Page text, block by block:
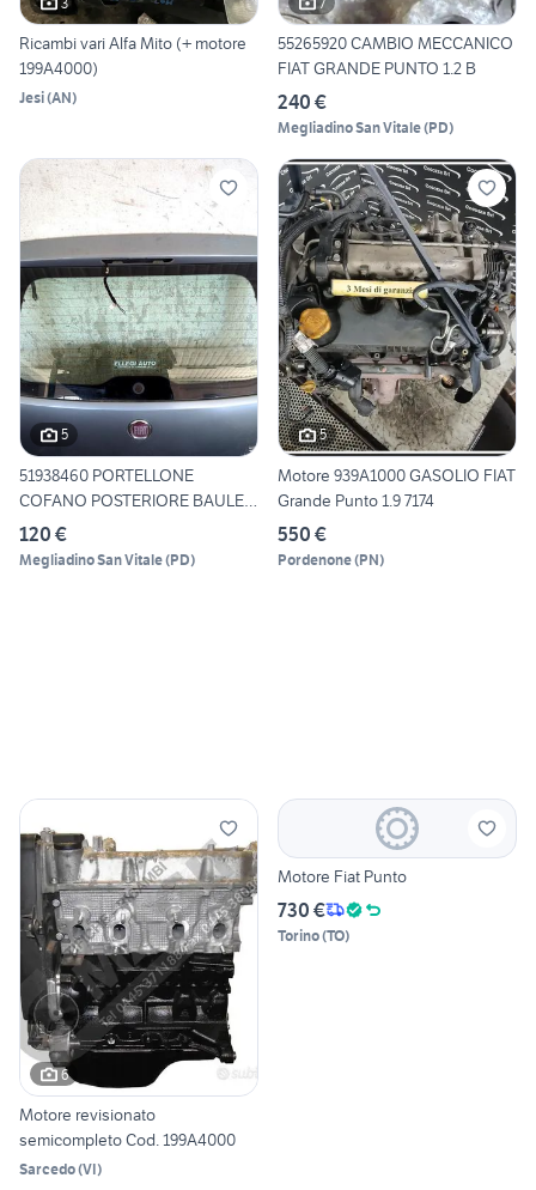
Ricambi vari Alfa Mito (+ motore
199A4000)
Jesi(AN)
55265920 CAMBIO MECCANICO
FIAT GRANDE PUNTO 1.2 B
240 €
Megliadino San Vitale(PD)
5
51938460 PORTELLONE
COFANO POSTERIORE BAULE
FIAT G
120 €
Megliadino San Vitale(PD)
5
Motore 939A1000 GASOLIO FIAT
Grande Punto 1.9 7174
550 €
Pordenone(PN)
6
Motore revisionato
semicompleto Cod. 199A4000
Sarcedo(VI)
Motore Fiat Punto
730 €
Torino(TO)